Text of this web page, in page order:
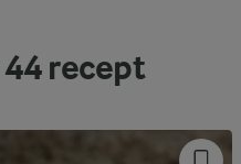
44recept